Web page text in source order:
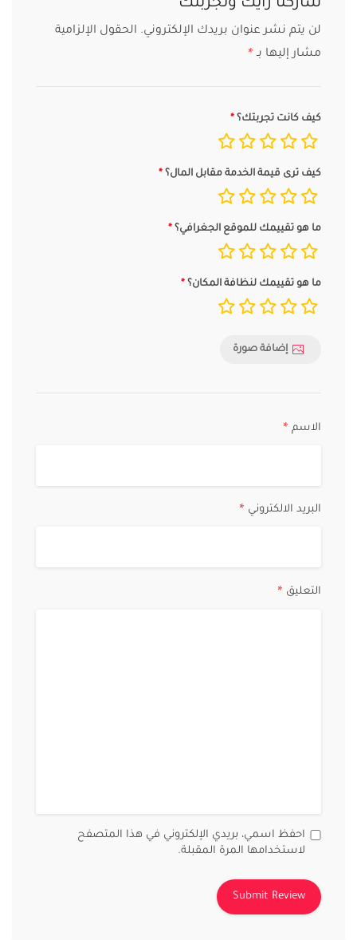
شاركنا رأيك وتجربتك
لن يتم نشر عنوان بريدك الإلكتروني. الحقول الإلزامية
مشار إليها بـ *
كيف كانت تجربتك؟
كيف ترى قيمة الخدمة مقابل المال؟
ما هو تقييمك للموقع الجغرافي؟
ما هو تقييمك لنظافة المكان؟
إضافة صورة
الاسم *
البريد الالكتروني *
التعليق *
احفظ اسمي، بريدي الإلكتروني في هذا المتصفح
لاستخدامها المرة المقبلة.